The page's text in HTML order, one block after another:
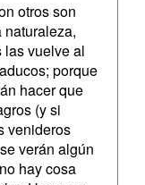
otros son
naturaleza,
las vuelve al
porque
hacer que
(y si
venideros
verán algún
hay cosa